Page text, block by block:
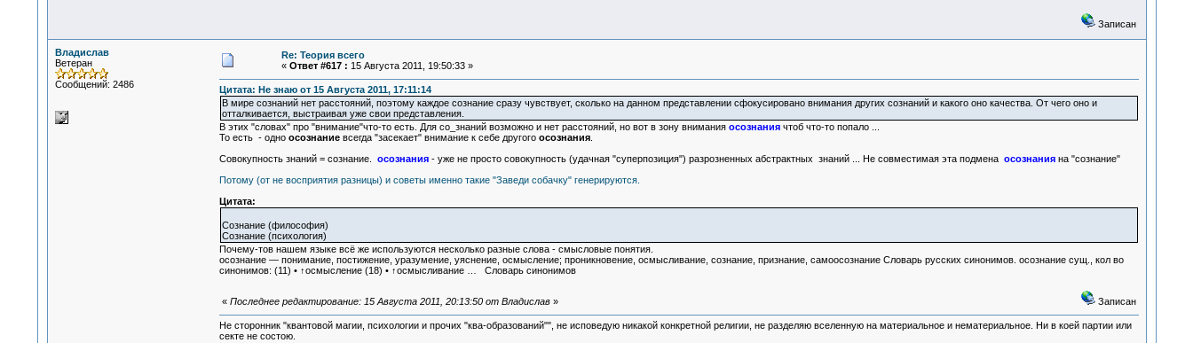
Записан
Владислав
Ветеран
Сообщений: 2486
Re: Теория всего
« Ответ #617 : 15 Августа 2011, 19:50:33 »
Цитата: Не знаю от 15 Августа 2011, 17:11:14
В мире сознаний нет расстояний, поэтому каждое сознание сразу чувствует, сколько на данном представлении сфокусировано внимания других сознаний и какого оно качества. От чего оно и
отталкивается, выстраивая уже свои представления.
В этих "словах" про "внимание"что-то есть. Для со_знаний возможно и нет расстояний, но вот в зону внимания осознаниячтоб что-то попало ...
То есть - одно осознание всегда "засекает" внимание к себе другого осознания.
Совокупность знаний = сознание. осознания- уже не просто совокупность (удачная "суперпозиция") разрозненных абстрактных знаний ... Не совместимая эта подмена осознанияна "сознание"
Потому (от не восприятия разницы) и советы именно такие "Заведи собачку" генерируются.
Цитата:
Сознание (философия)
Сознание (психология)
Почему-тов нашем языке всё же используются несколько разные слова - смысловые понятия.
осознание — понимание, постижение, уразумение, уяснение, осмысление; проникновение, осмысливание, сознание, признание, самоосознание Словарь русских синонимов. осознание сущ., кол во
синонимов: (11) • ↑осмысление (18) • ↑осмысливание … Словарь синонимов
« Последнее редактирование: 15 Августа 2011, 20:13:50 от Владислав» Записан
Не сторонник "квантовой магии, психологии и прочих "ква-образований"", не исповедую никакой конкретной религии, не разделяю вселенную на материальное и нематериальное. Ни в коей партии или
секте не состою.